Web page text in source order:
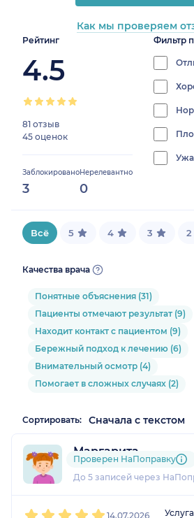
Рейтинг
4.5
81 отзыв
45 оценок
Заблокировано
3
Нерелевантно
0
Фильтр
1.5873015873015872%
0%
progress:
0%
Как мы проверяем
Всё 5 4 3 2
Качества врача
Понятные объяснения (31)
Пациенты отмечают результат (9)
Находит контакт с пациентом (9)
Бережный подход к лечению (6)
Внимательный осмотр (4)
Помогает в сложных случаях (2)
Сортировать:
Маргарита
2 отзыва
До 5 записей через
Проверен НаПоправку
14.07.2026